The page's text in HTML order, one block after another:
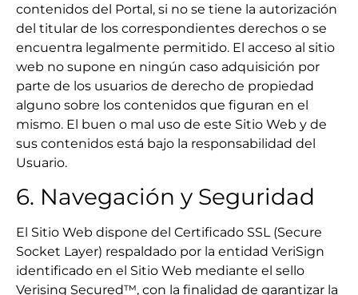
contenidos del Portal, si no se tiene la autorización
del titular de los correspondientes derechos o se
encuentra legalmente permitido. El acceso al sitio
web no supone en ningún caso adquisición por
parte de los usuarios de derecho de propiedad
alguno sobre los contenidos que figuran en el
mismo. El buen o mal uso de este Sitio Web y de
sus contenidos está bajo la responsabilidad del
Usuario.
6. Navegación y Seguridad
El Sitio Web dispone del Certificado SSL (Secure
Socket Layer) respaldado por la entidad VeriSign
identificado en el Sitio Web mediante el sello
Verising Secured™, con la finalidad de garantizar la